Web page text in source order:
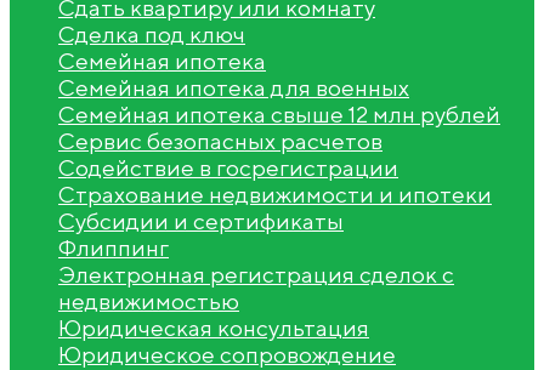
Сдать квартиру или комнату
Сделка под ключ
Семейная ипотека
Семейная ипотека для военных
Семейная ипотека свыше 12 млн рублей
Сервис безопасных расчетов
Содействие в госрегистрации
Страхование недвижимости и ипотеки
Субсидии и сертификаты
Флиппинг
Электронная регистрация сделок с
недвижимостью
Юридическая консультация
Юридическое сопровождение